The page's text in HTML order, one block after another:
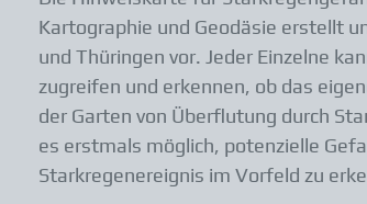
Kartographie und Geodäsie erstellt
und Thüringen vor. Jeder Einzelne
zugreifen und erkennen, ob das
der Garten von Überflutung durch
es erstmals möglich, potenzielle
Starkregenereignis im Vorfeld zu